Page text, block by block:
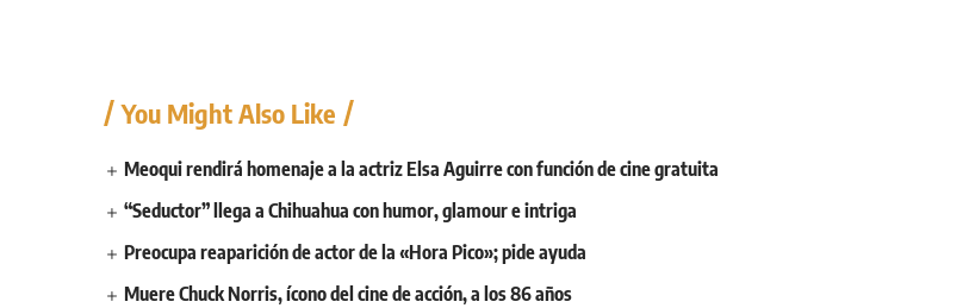
You Might Also Like
Meoqui rendirá homenaje a la actriz Elsa Aguirre con función de cine gratuita
“Seductor” llega a Chihuahua con humor, glamour e intriga
Preocupa reaparición de actor de la «Hora Pico»; pide ayuda
Muere Chuck Norris, ícono del cine de acción, a los 86 años